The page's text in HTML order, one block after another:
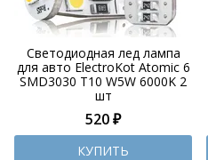
Светодиодная лед лампа
для авто ElectroKot Atomic 6
SMD3030 T10 W5W 6000K 2
шт
520 ₽
КУПИТЬ